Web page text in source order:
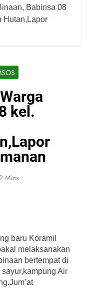
Babinsa 08
Hutan,Lapor
kel.
Mins
baru Koramil
melaksanakan
bertempat di
Air